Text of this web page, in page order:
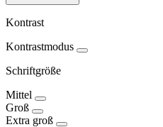
Kontrast
Kontrastmodus
Schriftgröße
Mittel
Groß
Extra groß